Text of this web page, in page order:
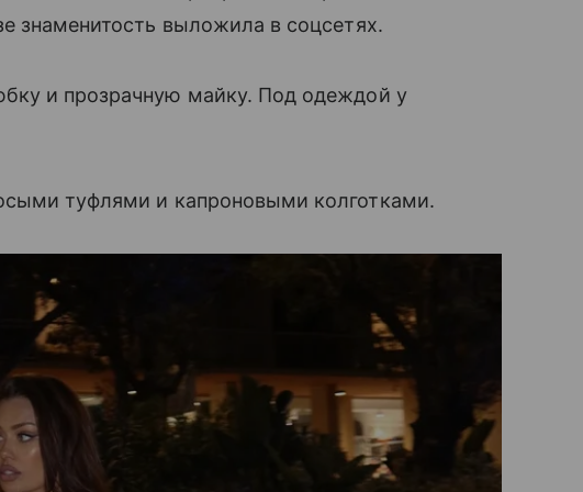
знаменитость выложила в соцсетях.
и прозрачную майку. Под одеждой у
туфлями и капроновыми колготками.